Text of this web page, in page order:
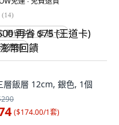
(14)
再省 $75 (王道卡)
回饋
層飯層 12cm, 銀色, 1個
($174.00/1套)